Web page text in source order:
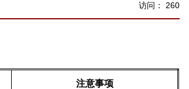
访问： 260
注意事项